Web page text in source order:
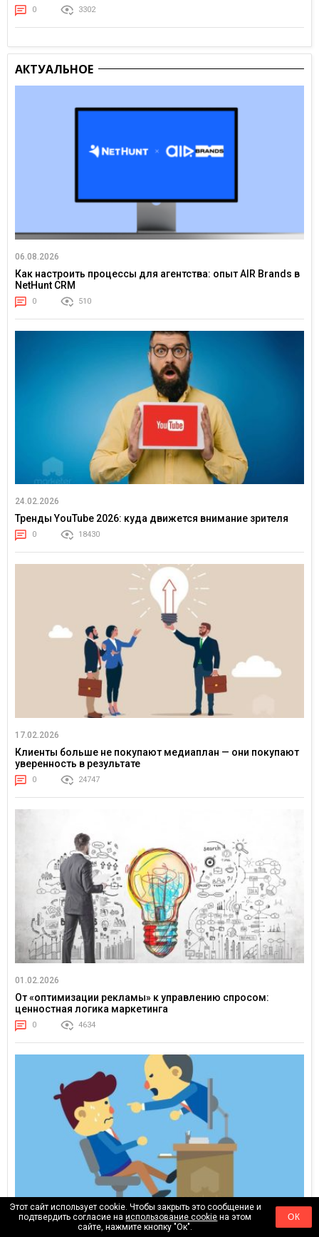
0 3302
АКТУАЛЬНОЕ
06.08.2026
Как настроить процессы для агентства: опыт AIR Brands в
NetHunt CRM
0 510
24.02.2026
Тренды YouTube 2026: куда движется внимание зрителя
0 18430
17.02.2026
Клиенты больше не покупают медиаплан — они покупают
уверенность в результате
0 24747
01.02.2026
От «оптимизации рекламы» к управлению спросом:
ценностная логика маркетинга
0 4634
10.01.2026
Этот сайт использует cookie. Чтобы закрыть это сообщение и
подтвердить согласие наиспользование cookie на этом
сайте, нажмите кнопку "Ок".
ОК